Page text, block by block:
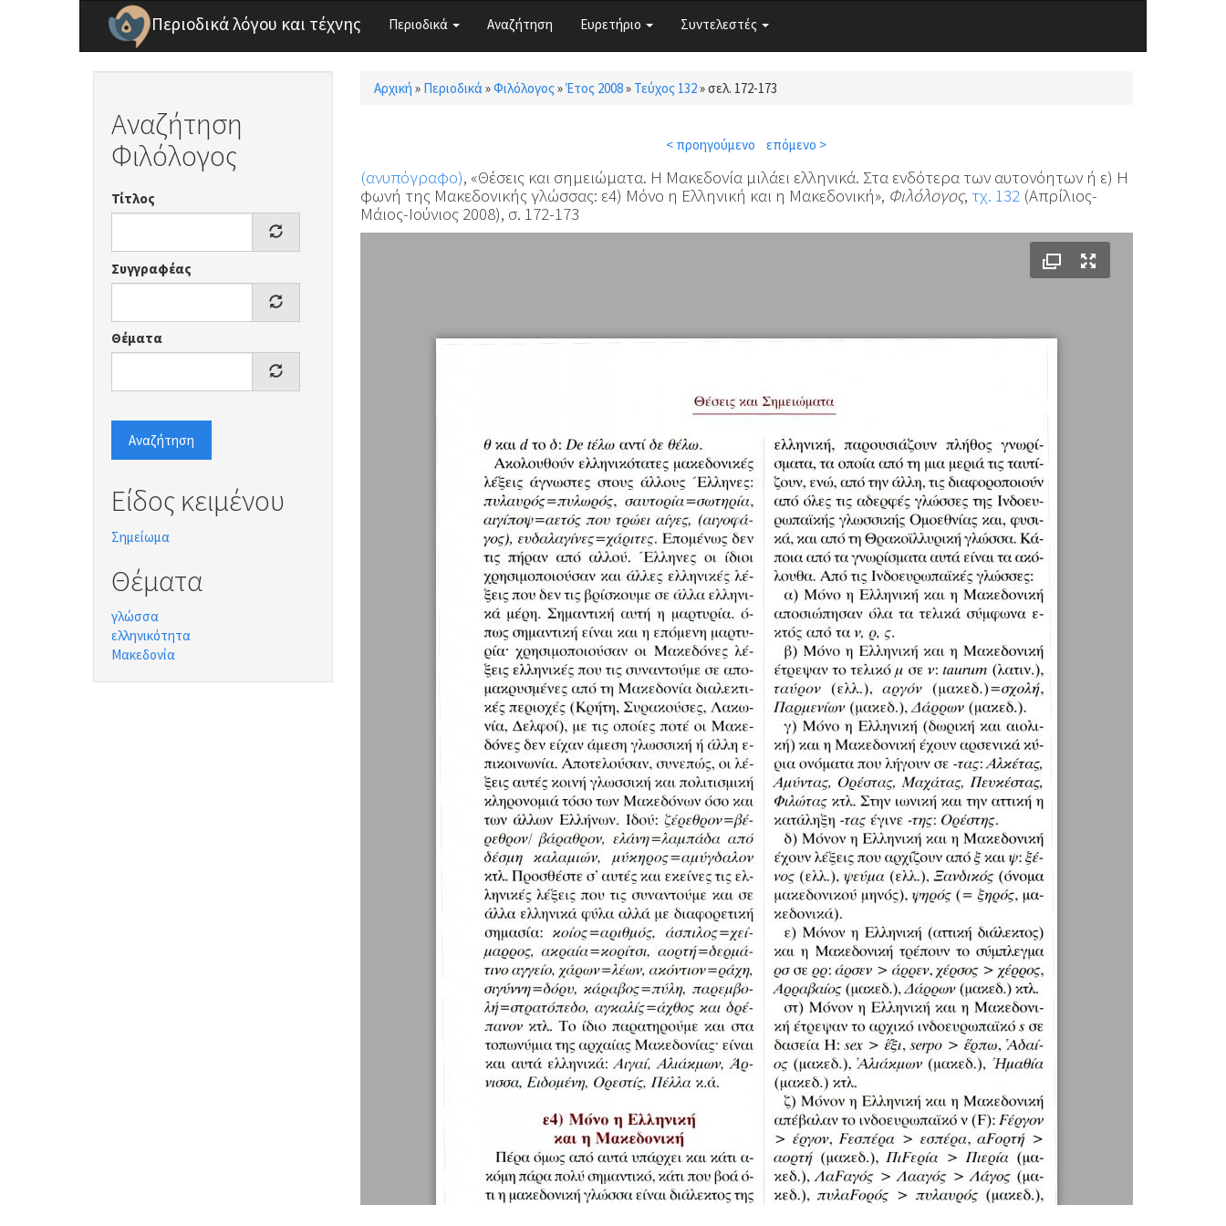
Παράκαμψη προς το κυρίως περιεχόμενο
Περιοδικά λόγου και τέχνης Περιοδικά Αναζήτηση Ευρετήριο Συντελεστές
Αναζήτηση
Φιλόλογος
Τίτλος
Συγγραφέας
Θέματα
Αναζήτηση
Είδος κειμένου
Σημείωμα
Θέματα
γλώσσα
ελληνικότητα
Μακεδονία
Είστε εδώ
Αρχική » Περιοδικά»Φιλόλογος »Έτος 2008» Τεύχος 132»σελ. 172-173
< προηγούμενο επόμενο >
(ανυπόγραφο), «Θέσεις και σημειώματα. Η Μακεδονία μιλάει ελληνικά. Στα ενδότερα των αυτονόητων ή ε) Η
φωνή της Μακεδονικής γλώσσας: ε4) Μόνο η Ελληνική και η Μακεδονική», Φιλόλογος, τχ. 132(Απρίλιος-
Μάιος-Ιούνιος 2008), σ. 172-173